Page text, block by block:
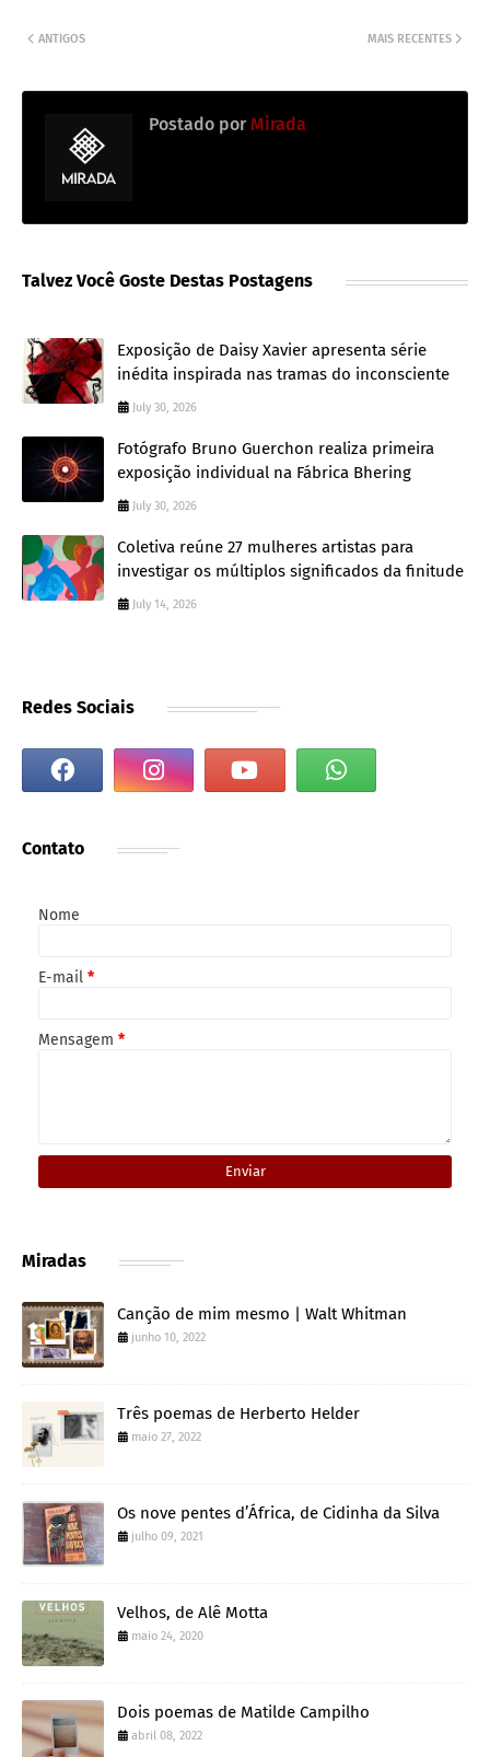
MAIS RECENTES
ANTIGOS
Postado por Mirada
Talvez Você Goste Destas Postagens
Exposição de Daisy Xavier apresenta série
inédita inspirada nas tramas do inconsciente
July 30, 2026
Fotógrafo Bruno Guerchon realiza primeira
exposição individual na Fábrica Bhering
July 30, 2026
Coletiva reúne 27 mulheres artistas para
investigar os múltiplos significados da finitude
July 14, 2026
Redes Sociais
Contato
Nome
E-mail *
Mensagem *
Miradas
Canção de mim mesmo | Walt Whitman
junho 10, 2022
Três poemas de Herberto Helder
maio 27, 2022
Os nove pentes d’África, de Cidinha da Silva
julho 09, 2021
Velhos, de Alê Motta
maio 24, 2020
Dois poemas de Matilde Campilho
abril 08, 2022